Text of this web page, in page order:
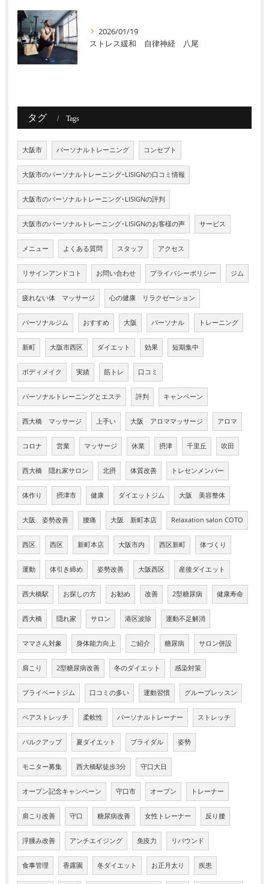
2026/01/19
ストレス緩和 自律神経 八尾
タグ Tags
大阪市 パーソナルトレーニング コンセプト
大阪市のパーソナルトレーニング･LISIGNの口コミ情報
大阪市のパーソナルトレーニング･LISIGNの評判
大阪市のパーソナルトレーニング･LISIGNのお客様の声 サービス
メニュー よくある質問 スタッフ アクセス
リサインアンドコト お問い合わせ プライバシーポリシー ジム
疲れない体 マッサージ 心の健康 リラクゼーション
パーソナルジム おすすめ 大阪 パーソナル トレーニング
新町 大阪市西区 ダイエット 効果 短期集中
ボディメイク 実績 筋トレ 口コミ
パーソナルトレーニングとエステ 評判 キャンペーン
西大橋 マッサージ 上手い 大阪 アロママッサージ アロマ
コロナ 営業 マッサージ 休業 摂津 千里丘 吹田
西大橋 隠れ家サロン 北摂 体質改善 トレセンメンバー
体作り 摂津市 健康 ダイエットジム 大阪 美容整体
大阪 姿勢改善 腰痛 大阪 新町本店 Relaxation salon COTO
西区 西区 新町本店 大阪市内 西区新町 体づくり
運動 体引き締め 姿勢改善 大阪西区 産後ダイエット
西大橋駅 お探しの方 お勧め 改善 2型糖尿病 健康寿命
西大橋 隠れ家 サロン 港区波除 運動不足解消
ママさん対象 身体能力向上 ご紹介 糖尿病 サロン併設
肩こり 2型糖尿病改善 冬のダイエット 感染対策
プライベートジム 口コミの多い 運動習慣 グループレッスン
ペアストレッチ 柔軟性 パーソナルトレーナー ストレッチ
バルクアップ 夏ダイエット ブライダル 姿勢
モニター募集 西大橋駅徒歩3分 守口大日
オープン記念キャンペーン 守口市 オープン トレーナー
肩こり改善 守口 糖尿病改善 女性トレーナー 反り腰
浮腫み改善 アンチエイジング 免疫力 リバウンド
食事管理 香露園 冬ダイエット お正月太り 疾患